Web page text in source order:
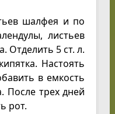
шалфея и по
листьев
Отделить 5 ст. л.
Настоять
в емкость
После трех дней
рот.